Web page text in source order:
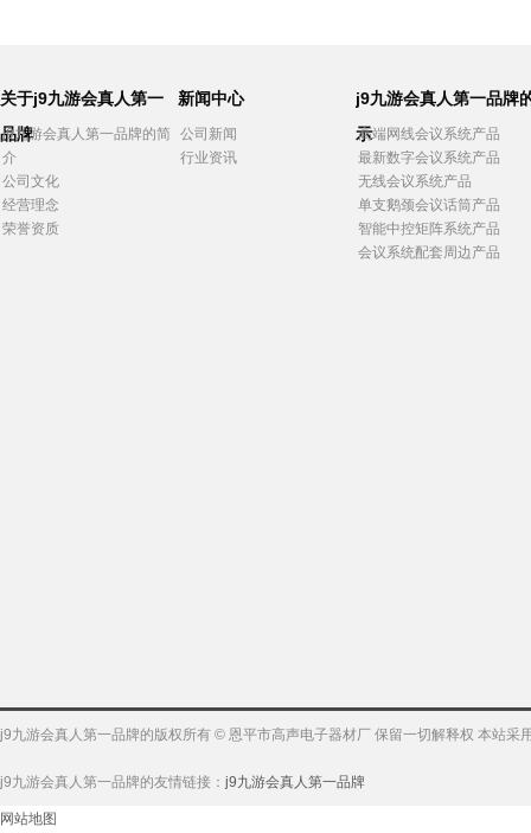
关于j9九游会真人第一
品牌
j9九游会真人第一品牌的简
介
公司文化
经营理念
荣誉资质
新闻中心
公司新闻
行业资讯
j9九游会真人第一品牌
示
高端网线会议系统产品
最新数字会议系统产品
无线会议系统产品
单支鹅颈会议话筒产品
智能中控矩阵系统产品
会议系统配套周边产品
j9九游会真人第一品牌的版权所有 © 恩平市高声电子器材厂 保留一切解释权 本站采
j9九游会真人第一品牌的友情链接： j9九游会真人第一品牌
网站地图